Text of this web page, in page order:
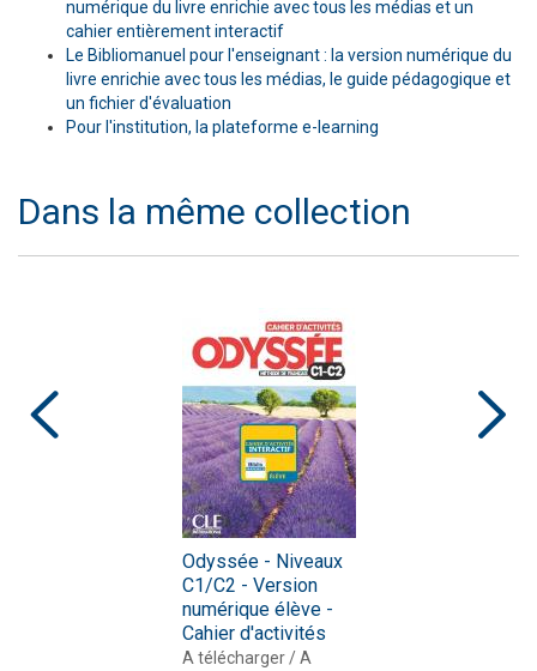
numérique du livre enrichie avec tous les médias et un
cahier entièrement interactif
Le Bibliomanuel pour l'enseignant : la version numérique du
livre enrichie avec tous les médias, le guide pédagogique et
un fichier d'évaluation
Pour l'institution, la plateforme e-learning
Dans la même collection
Odyssée - Niveaux
C1/C2 - Version
numérique élève -
Cahier d'activités
A télécharger / A